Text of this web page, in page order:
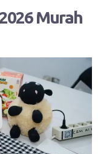
Murah